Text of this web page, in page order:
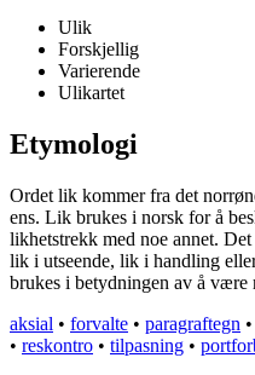
Ulik
Forskjellig
Varierende
Ulikartet
Etymologi
Ordet lik kommer fra det
ens. Lik brukes i norsk for å
likhetstrekk med noe annet.
lik i utseende, lik i handling
brukes i betydningen av å
aksial • forvalte • paragraftegn •
• reskontro • tilpasning •